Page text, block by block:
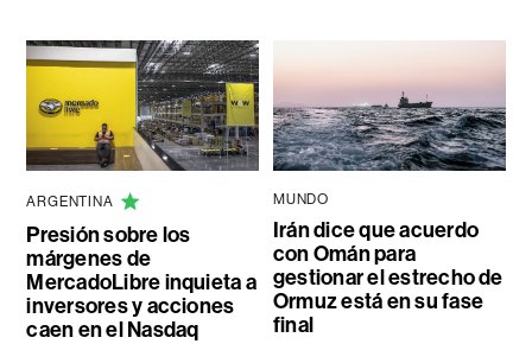
ARGENTINA
Presión sobre los
márgenes de
MercadoLibre inquieta a
inversores y acciones
caen en el Nasdaq
MUNDO
Irán dice que acuerdo
con Omán para
gestionar el estrecho de
Ormuz está en su fase
final